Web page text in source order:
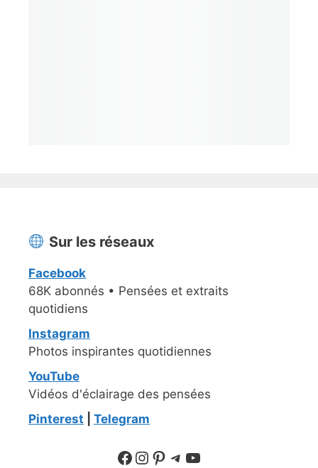
Sur les réseaux
Facebook
68K abonnés • Pensées et extraits
quotidiens
Instagram
Photos inspirantes quotidiennes
YouTube
Vidéos d'éclairage des pensées
Pinterest
Telegram
Suivre sur Facebook
Suivre sur Instagram
Pinterest
Sur Telegram
YouTube